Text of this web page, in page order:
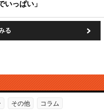
いっぱい」
る
その他 コラム